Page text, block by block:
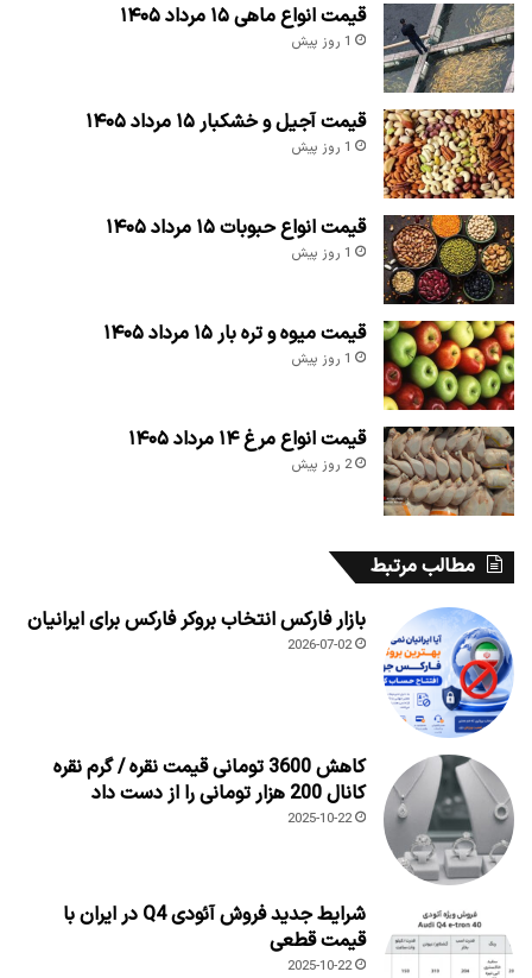
قیمت انواع ماهی ۱۵ مرداد ۱۴۰۵
1 روز پیش
قیمت آجیل و خشکبار ۱۵ مرداد ۱۴۰۵
1 روز پیش
قیمت انواع حبوبات ۱۵ مرداد ۱۴۰۵
1 روز پیش
قیمت میوه و تره بار ۱۵ مرداد ۱۴۰۵
1 روز پیش
قیمت انواع مرغ ۱۴ مرداد ۱۴۰۵
2 روز پیش
مطالب مرتبط
بازار فارکس انتخاب بروکر فارکس برای ایرانیان
2026-07-02
کاهش 3600 تومانی قیمت نقره / گرم نقره
کانال 200 هزار تومانی را از دست داد
2025-10-22
شرایط جدید فروش آئودی Q4 در ایران با
قیمت قطعی
2025-10-22